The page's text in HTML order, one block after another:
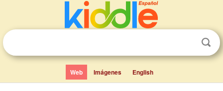
Web Imágenes English